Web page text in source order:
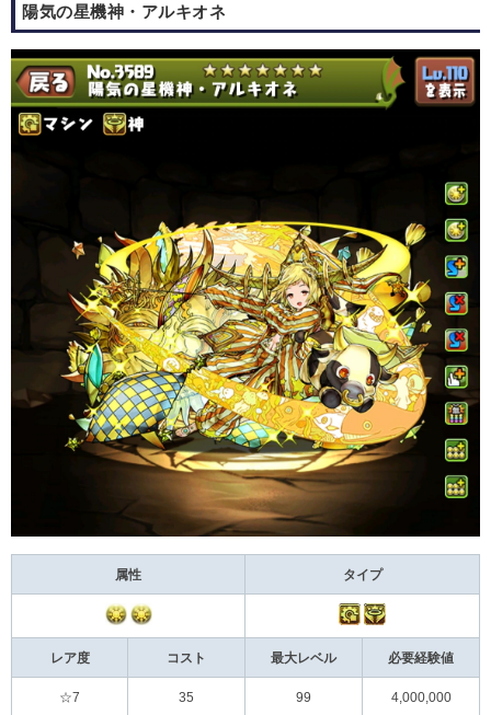
陽気の星機神・アルキオネ
属性 タイプ
レア度 コスト 最大レベル 必要経験値
☆7 35 99 4,000,000